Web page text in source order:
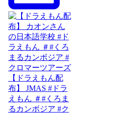
【ドラえもん配
布】 JMAS #ドラ
えもん ＃#くろま
るカンボジア #ク